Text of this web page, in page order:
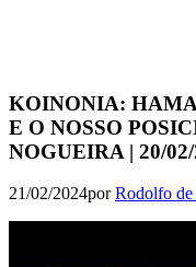
KOINONIA:
E O NOSSO
NOGUEIRA | 20/
21/02/2024porRodolfo